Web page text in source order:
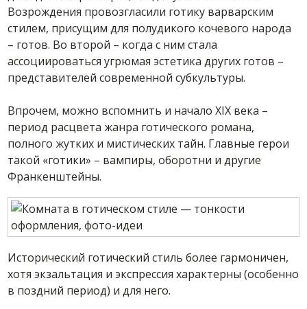
Возрождения провозгласили готику варварским
стилем, присущим для полудикого кочевого народа
– готов. Во второй – когда с ним стала
ассоциироваться угрюмая эстетика других готов –
представителей современной субкультуры.
Впрочем, можно вспомнить и начало XIX века –
период расцвета жанра готического романа,
полного жутких и мистических тайн. Главные герои
такой «готики» – вампиры, оборотни и другие
Франкенштейны.
Исторический готический стиль более гармоничен,
хотя экзальтация и экспрессия характерны (особенно
в поздний период) и для него.